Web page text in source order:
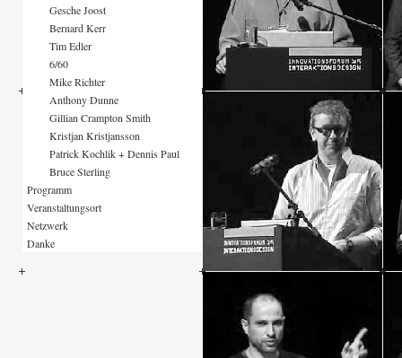
Gesche Joost
Bernard Kerr
Tim Edler
6/60
Mike Richter
Anthony Dunne
Gillian Crampton Smith
Kristjan Kristjansson
Patrick Kochlik + Dennis Paul
Bruce Sterling
Programm
Veranstaltungsort
Netzwerk
Danke